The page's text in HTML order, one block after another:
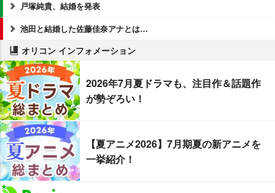
戸塚純貴、結婚を発表
池田と結婚した佐藤佳奈アナとは…
オリコン インフォメーション
2026年7月夏ドラマも、注目作＆話題作
が勢ぞろい！
【夏アニメ2026】7月期夏の新アニメを
一挙紹介！